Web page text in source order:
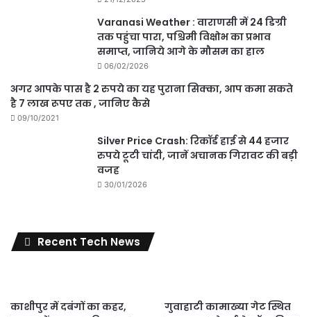
Varanasi Weather : वाराणसी में 24 डिग्री
तक पहुंचा पारा, पश्चिमी विक्षोभ का प्रभाव
समाप्त, जानिये आगे के मौसम का हाल
06/02/2026
अगर आपके पास है 2 रुपये का यह पुराना सिक्का, आप कमा सकते
है 7 लाख रूपए तक , जानिए कैसे
09/10/2021
Silver Price Crash: रिकॉर्ड हाई से 44 हजार
रुपये टूटी चांदी, जानें अचानक गिरावट की बड़ी
वजह
30/01/2026
Recent Tech News
काशीपुर में दबंगों का कहर,
गुवाहाटी कामाख्या गेट स्थित